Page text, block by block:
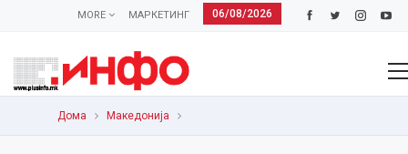
06/08/2026
МАРКЕТИНГ
MORE
Дома Македонија